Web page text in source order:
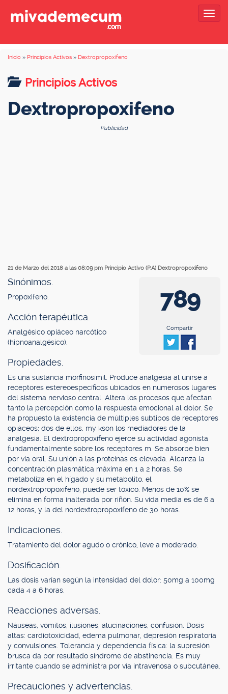
Inicio » Principios Activos » Dextropropoxifeno
Principios Activos
Dextropropoxifeno
Publicidad
21 de Marzo del 2018 a las 08:09 pm Principio Activo (P.A) Dextropropoxifeno
789
.
Compartir
Sinónimos.
Propoxifeno.
Acción terapéutica.
Analgésico opiáceo narcótico
(hipnoanalgésico).
Propiedades.
Es una sustancia morfinosímil. Produce analgesia al unirse a
receptores estereoespecíficos ubicados en numerosos lugares
del sistema nervioso central. Altera los procesos que afectan
tanto la percepción como la respuesta emocional al dolor. Se
ha propuesto la existencia de múltiples subtipos de receptores
opiáceos; dos de ellos, my kson los mediadores de la
analgesia. El dextropropoxifeno ejerce su actividad agonista
fundamentalmente sobre los receptores m. Se absorbe bien
por vía oral. Su unión a las proteínas es elevada. Alcanza la
concentración plasmática máxima en 1 a 2 horas. Se
metaboliza en el hígado y su metabolito, el
nordextropropoxifeno, puede ser tóxico. Menos de 10% se
elimina en forma inalterada por riñón. Su vida media es de 6 a
12 horas, y la del nordextropropoxifeno de 30 horas.
Indicaciones.
Tratamiento del dolor agudo o crónico, leve a moderado.
Dosificación.
Las dosis varían según la intensidad del dolor: 50mg a 100mg
cada 4 a 6 horas.
Reacciones adversas.
Náuseas, vómitos, ilusiones, alucinaciones, confusión. Dosis
altas: cardiotoxicidad, edema pulmonar, depresión respiratoria
y convulsiones. Tolerancia y dependencia física: la supresión
brusca da por resultado síndrome de abstinencia. Es muy
irritante cuando se administra por vía intravenosa o subcutánea.
Precauciones y advertencias.